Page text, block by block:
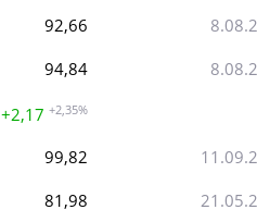
92,66
94,84
+2,17+2,35%
99,82
81,98